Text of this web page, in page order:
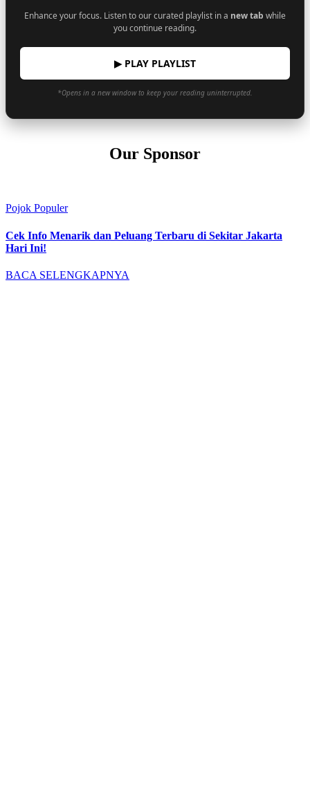
Enhance your focus. Listen to our curated playlist in a new tab while
you continue reading.
▶ PLAY PLAYLIST
*Opens in a new window to keep your reading uninterrupted.
Our Sponsor
Pojok Populer
Cek Info Menarik dan Peluang Terbaru di Sekitar Jakarta
Hari Ini!
BACA SELENGKAPNYA